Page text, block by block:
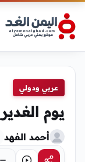
عربي ودولي
يوم
أحمد الفهد